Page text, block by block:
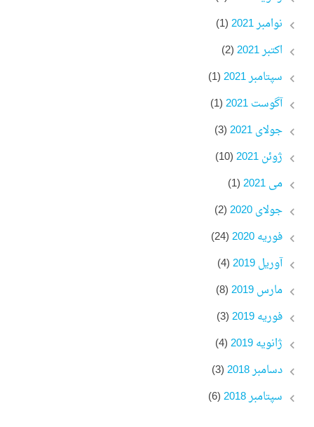
نوامبر 2021
(1)
اکتبر 2021
(2)
سپتامبر 2021
(1)
آگوست 2021
(1)
جولای 2021
(3)
ژوئن 2021
(10)
می 2021
(1)
جولای 2020
(2)
فوریه 2020
(24)
آوریل 2019
(4)
مارس 2019
(8)
فوریه 2019
(3)
ژانویه 2019
(4)
دسامبر 2018
(3)
سپتامبر 2018
(6)